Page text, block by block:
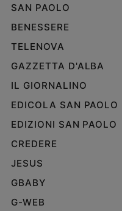
SAN PAOLO
BENESSERE
TELENOVA
GAZZETTA D'ALBA
IL GIORNALINO
EDICOLA SAN PAOLO
EDIZIONI SAN PAOLO
CREDERE
JESUS
GBABY
G-WEB